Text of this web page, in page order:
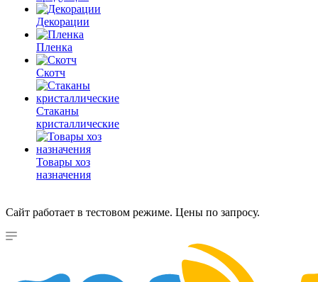
Декорации
Пленка
Скотч
Стаканы
кристаллические
Товары хоз
назначения
Сайт работает в тестовом режиме. Цены по запросу.